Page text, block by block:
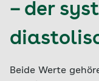
– der
Beide Werte